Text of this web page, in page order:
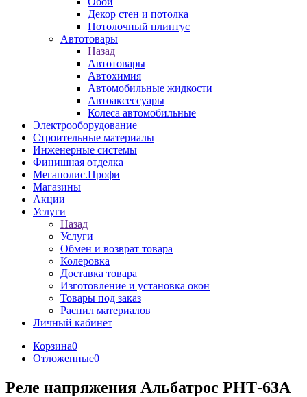
Декор стен и потолка
Потолочный плинтус
Автотовары
Назад
Автотовары
Автохимия
Автомобильные жидкости
Автоаксессуары
Колеса автомобильные
Электрооборудование
Строительные материалы
Инженерные системы
Финишная отделка
Мегаполис.Профи
Магазины
Акции
Услуги
Назад
Услуги
Обмен и возврат товара
Колеровка
Доставка товара
Изготовление и установка окон
Товары под заказ
Распил материалов
Личный кабинет
Корзина0
Отложенные0
Реле напряжения Альбатрос РНТ-63А